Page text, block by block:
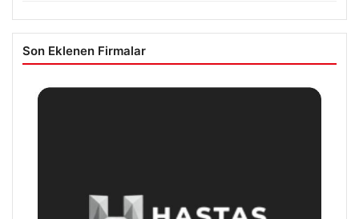
Son Eklenen Firmalar